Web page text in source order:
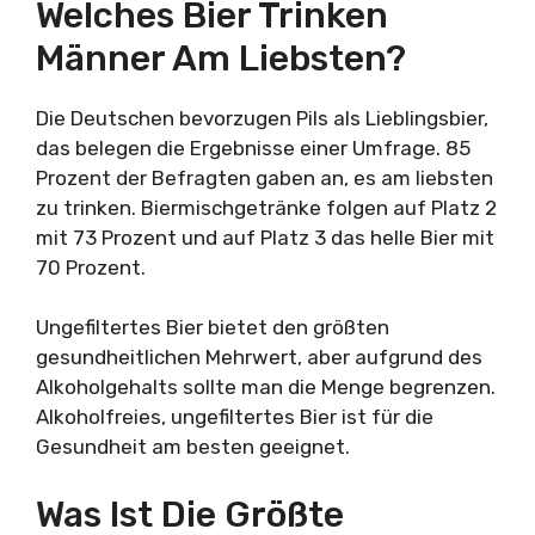
Welches Bier Trinken
Männer Am Liebsten?
Die Deutschen bevorzugen Pils als Lieblingsbier,
das belegen die Ergebnisse einer Umfrage. 85
Prozent der Befragten gaben an, es am liebsten
zu trinken. Biermischgetränke folgen auf Platz 2
mit 73 Prozent und auf Platz 3 das helle Bier mit
70 Prozent.
Ungefiltertes Bier bietet den größten
gesundheitlichen Mehrwert, aber aufgrund des
Alkoholgehalts sollte man die Menge begrenzen.
Alkoholfreies, ungefiltertes Bier ist für die
Gesundheit am besten geeignet.
Was Ist Die Größte